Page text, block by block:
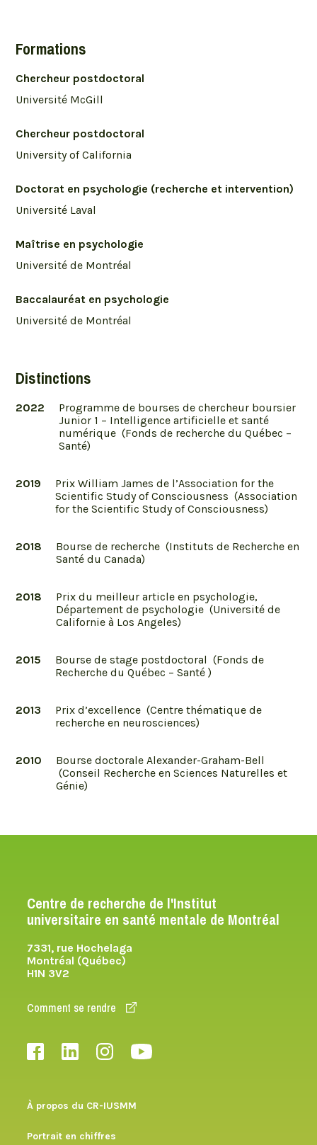
Formations
Chercheur postdoctoral
Université McGill
Chercheur postdoctoral
University of California
Doctorat en psychologie (recherche et intervention)
Université Laval
Maîtrise en psychologie
Université de Montréal
Baccalauréat en psychologie
Université de Montréal
Distinctions
2022
Programme de bourses de chercheur boursier
Junior 1 – Intelligence artificielle et santé
numérique (Fonds de recherche du Québec –
Santé)
2019
Prix William James de l’Association for the
Scientific Study of Consciousness (Association
for the Scientific Study of Consciousness)
2018
Bourse de recherche (Instituts de Recherche en
Santé du Canada)
2018
Prix du meilleur article en psychologie,
Département de psychologie (Université de
Californie à Los Angeles)
2015
Bourse de stage postdoctoral (Fonds de
Recherche du Québec – Santé )
2013
Prix d’excellence (Centre thématique de
recherche en neurosciences)
2010
Bourse doctorale Alexander-Graham-Bell
(Conseil Recherche en Sciences Naturelles et
Génie)
Centre de recherche de l'Institut
universitaire en santé mentale de Montréal
7331, rue Hochelaga
Montréal (Québec)
H1N 3V2
Comment se rendre
À propos du CR-IUSMM
Portrait en chiffres